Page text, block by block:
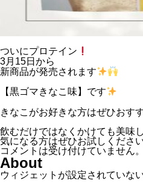
ついにプロテイン
3月15日から
新商品が発売されます
【黒ゴマきなこ味】です
きなこがお好きな方はぜひおす
飲むだけではなくかけても美味
気になる方はぜひお試しくださ
コメントは受け付けていません。
About
ウィジェットが設定されていな